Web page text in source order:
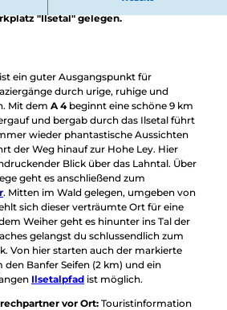
Camping &
Nachhaltig
Abzweig Zum Ilsetal, ist der
"Ilsetal" gelegen.
ein guter Ausgangspunkt für
durch urige, ruhige und
Mit dem A 4beginnt eine schöne 9 km
und bergab durch das Ilsetal führt
wieder phantastische Aussichten
der Weg hinauf zur Hohe Ley. Hier
Blick über das Lahntal. Über
geht es anschließend zum
. Mitten im Wald gelegen, umgeben von
sich dieser verträumte Ort für eine
Weiher geht es hinunter ins Tal der
gelangst du schlussendlich zum
Von hier starten auch der markierte
den Banfer Seifen (2 km) und ein
Ilsetalpfad ist möglich.
vor Ort:Touristinformation